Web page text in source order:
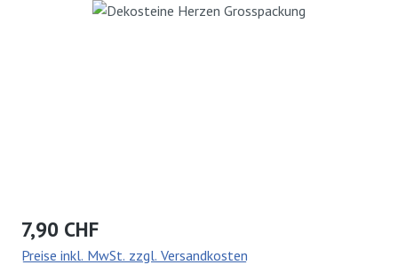
Bildergalerie überspringen
Regulärer Preis:
7,90 CHF
Preise inkl. MwSt. zzgl. Versandkosten